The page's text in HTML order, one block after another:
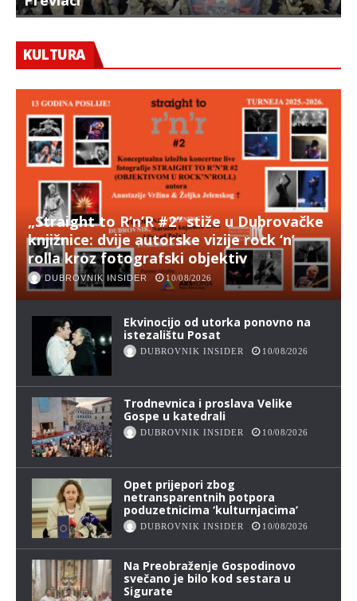
KULTURA
„Straight to R’n’R #2“ stiže u Dubrovačke
knjižnice: dvije autorske vizije rock ‘n’
rolla kroz fotografski objektiv
DUBROVNIK INSIDER 10/08/2026
Ekvinocijo od utorka ponovno na
istezalištu Posat
DUBROVNIK INSIDER 10/08/2026
Trodnevnica i proslava Velike
Gospe u katedrali
DUBROVNIK INSIDER 10/08/2026
Opet prijepori zbog
netransparentnih potpora
poduzetnicima ‘kulturnjacima’
DUBROVNIK INSIDER 10/08/2026
Na Preobraženje Gospodinovo
svečano je bilo kod sestara u
Sigurate